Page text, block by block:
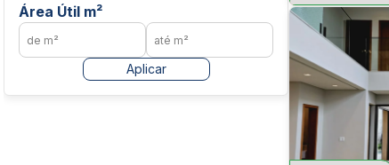
Área Útil m²
Aplicar